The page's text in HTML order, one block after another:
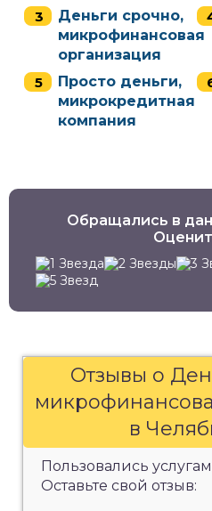
Деньги срочно,
микрофинансовая
организация
Просто деньги,
микрокредитная
компания
Обращались в
Отзывы о
в
Пользовались
Оставьте свой отзыв: